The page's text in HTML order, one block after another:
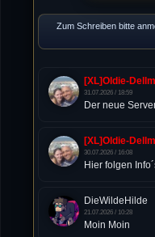
Zum Schreiben bitte
[XL]Oldie-
31.07.2026 / 18:59
Der neue
[XL]Oldie-
30.07.2026 / 16:08
Hier folgen
DieWildeHilde
21.07.2026 / 10:28
Moin Moin